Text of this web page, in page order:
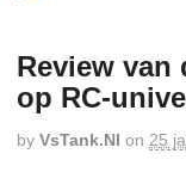
Review van
op RC-
by VsTank.nl on 25